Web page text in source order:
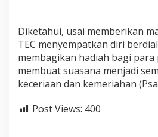
Diketahui, usai memberikan
TEC menyempatkan diri
membagikan hadiah bagi
membuat suasana menjadi
keceriaan dan kemeriahan
Post Views: 400